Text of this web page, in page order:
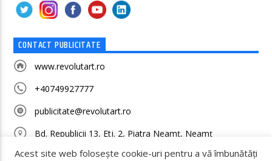
CONTACT PUBLICITATE
www.revolutart.ro
+40749927777
publicitate@revolutart.ro
Bd. Republicii 13, Etj. 2, Piatra Neamț, Neamț
Acest site web folosește cookie-uri pentru a vă îmbunătăți